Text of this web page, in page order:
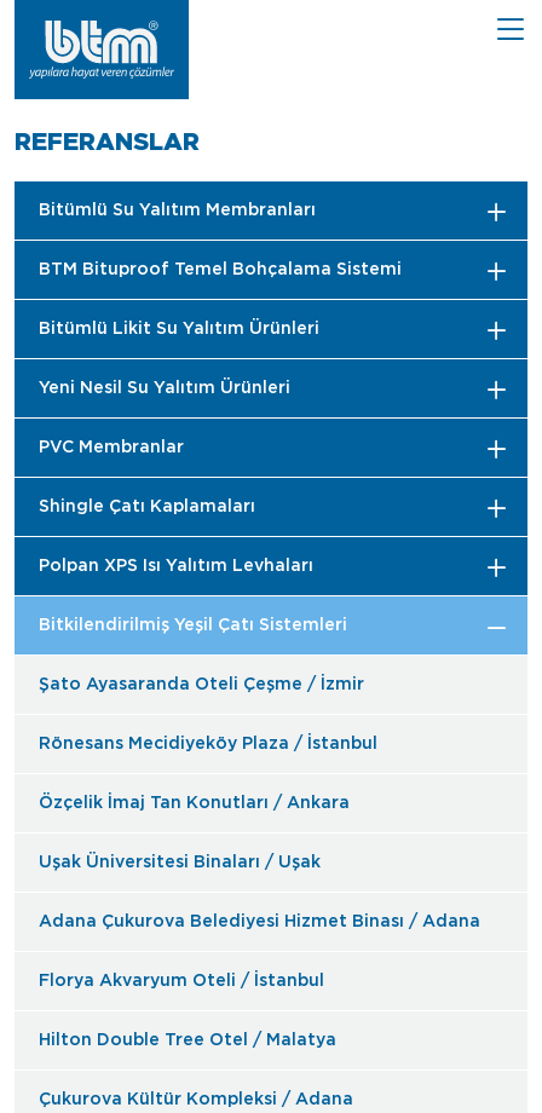
REFERANSLAR
Bitümlü Su Yalıtım Membranları
BTM Bituproof Temel Bohçalama Sistemi
Bitümlü Likit Su Yalıtım Ürünleri
Yeni Nesil Su Yalıtım Ürünleri
PVC Membranlar
Shingle Çatı Kaplamaları
Polpan XPS Isı Yalıtım Levhaları
Bitkilendirilmiş Yeşil Çatı Sistemleri
Şato Ayasaranda Oteli Çeşme / İzmir
Rönesans Mecidiyeköy Plaza / İstanbul
Özçelik İmaj Tan Konutları / Ankara
Uşak Üniversitesi Binaları / Uşak
Adana Çukurova Belediyesi Hizmet Binası / Adana
Florya Akvaryum Oteli / İstanbul
Hilton Double Tree Otel / Malatya
Çukurova Kültür Kompleksi / Adana